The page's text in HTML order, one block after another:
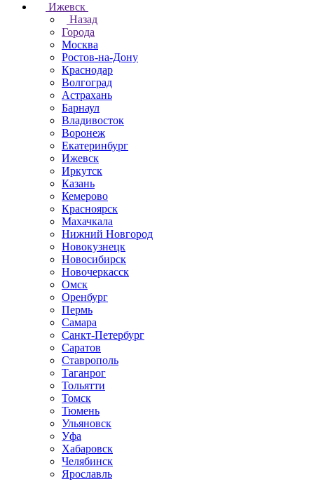
Ижевск
Назад
Города
Москва
Ростов-на-Дону
Краснодар
Волгоград
Астрахань
Барнаул
Владивосток
Воронеж
Екатеринбург
Ижевск
Иркутск
Казань
Кемерово
Красноярск
Махачкала
Нижний Новгород
Новокузнецк
Новосибирск
Новочеркаcск
Омск
Оренбург
Пермь
Самара
Санкт-Петербург
Саратов
Ставрополь
Таганрог
Тольятти
Томск
Тюмень
Ульяновск
Уфа
Хабаровск
Челябинск
Ярославль